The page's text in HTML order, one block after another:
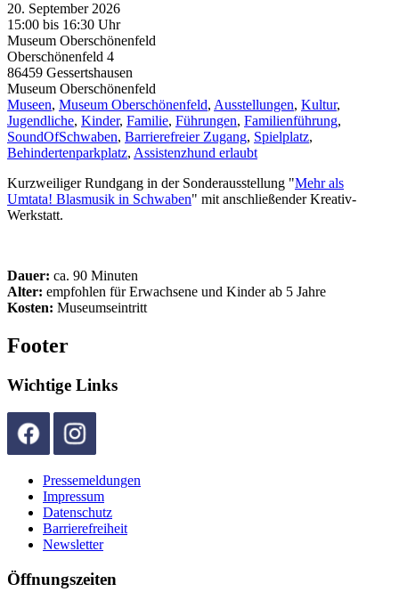
20. September 2026
15:00 bis 16:30 Uhr
Museum Oberschönenfeld
Oberschönenfeld 4
86459 Gessertshausen
Museum Oberschönenfeld
Museen, Museum Oberschönenfeld, Ausstellungen, Kultur,
Jugendliche, Kinder, Familie, Führungen, Familienführung,
SoundOfSchwaben, Barrierefreier Zugang, Spielplatz,
Behindertenparkplatz, Assistenzhund erlaubt
Kurzweiliger Rundgang in der Sonderausstellung "Mehr als
Umtata! Blasmusik in Schwaben" mit anschließender Kreativ-
Werkstatt.
Dauer: ca. 90 Minuten
Alter: empfohlen für Erwachsene und Kinder ab 5 Jahre
Kosten: Museumseintritt
Footer
Wichtige Links
Pressemeldungen
Impressum
Datenschutz
Barrierefreiheit
Newsletter
Öffnungszeiten